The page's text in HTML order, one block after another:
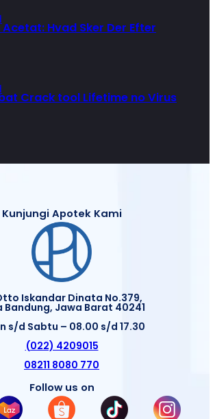
Hvad Sker Der Efter
Crack tool Lifetime no Virus
Kunjungi Apotek Kami
Iskandar Dinata No.379,
Bandung, Jawa Barat 40241
s/d Sabtu – 08.00 s/d 17.30
(022) 4209015
08211 8080 770
Follow us on